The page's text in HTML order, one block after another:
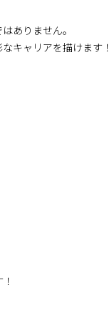
ありません。
キャリアを描けます！